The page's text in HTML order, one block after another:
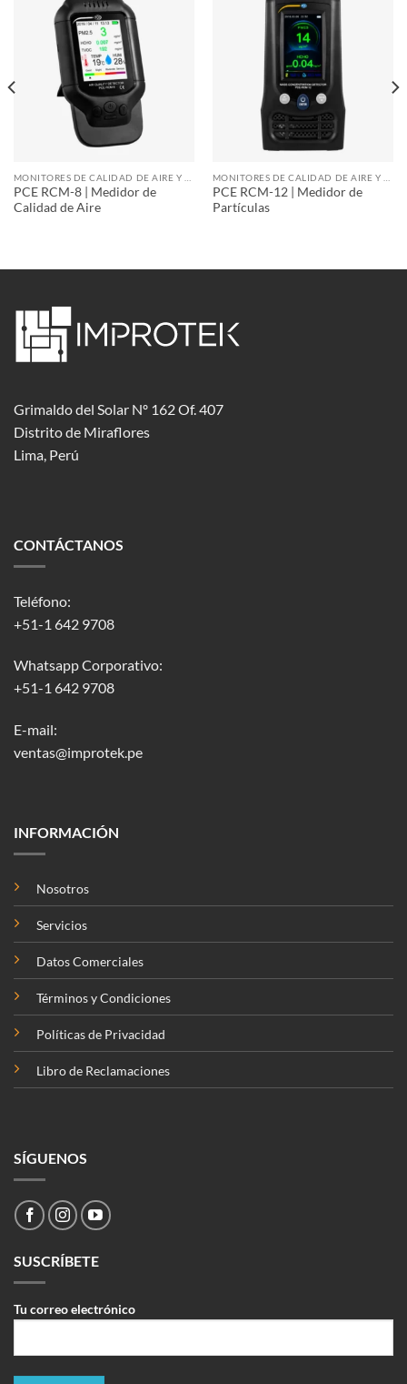
PCE RCM-8 | Medidor de
Calidad de Aire
PCE RCM-12 | Medidor de
Partículas
Grimaldo del Solar Nº 162 Of. 407
Distrito de Miraflores
Lima, Perú
CONTÁCTANOS
Teléfono:
+51-1 642 9708
Whatsapp Corporativo:
+51-1 642 9708
E-mail:
ventas@improtek.pe
INFORMACIÓN
Nosotros
Servicios
Datos Comerciales
Términos y Condiciones
Políticas de Privacidad
Libro de Reclamaciones
SÍGUENOS
SUSCRÍBETE
Tu correo electrónico